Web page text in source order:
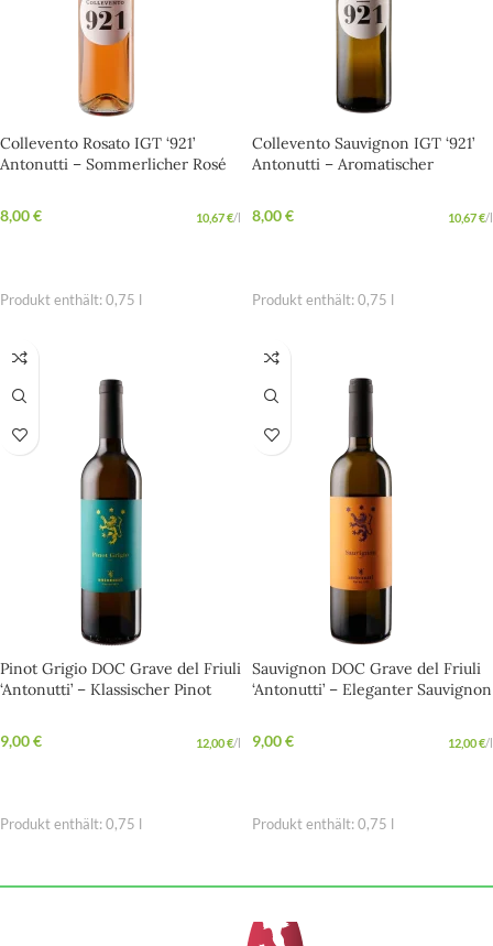
Collevento Rosato IGT ‘921’
Antonutti – Sommerlicher Rosé
8,00€ 10,67€/l
Produkt enthält: 0,75 l
Collevento Sauvignon IGT ‘921’
Antonutti – Aromatischer
Alpennote
8,00€ 10,67€/l
Produkt enthält: 0,75 l
Pinot Grigio DOC Grave del Friuli
‘Antonutti’ – Klassischer Pinot
9,00€ 12,00€/l
Produkt enthält: 0,75
Sauvignon DOC Grave del Friuli
‘Antonutti’ – Eleganter Sauvignon
9,00€ 12,00€/l
Produkt enthält: 0,75